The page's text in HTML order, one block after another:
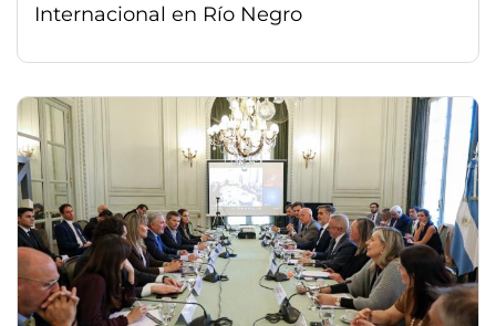
Internacional en Río Negro